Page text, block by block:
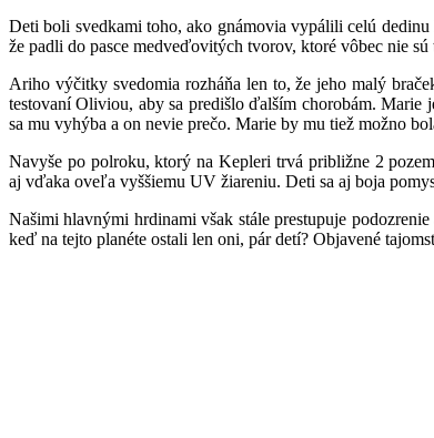
Deti boli svedkami toho, ako gnámovia vypálili celú
že padli do pasce medveďovitých tvorov, ktoré vôbec nie
Ariho výčitky svedomia rozháňa len to, že jeho malý
testovaní Oliviou, aby sa predišlo ďalším chorobám.
sa mu vyhýba a on nevie prečo. Marie by mu tiež možno
Navyše po polroku, ktorý na Kepleri trvá približne 2
aj vďaka oveľa vyššiemu UV žiareniu. Deti sa aj boja
Našimi hlavnými hrdinami však stále prestupuje
keď na tejto planéte ostali len oni, pár detí? Objavené